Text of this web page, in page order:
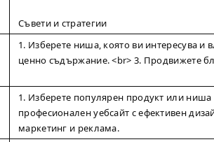
Съвети и стратегии
1. Изберете ниша, която ви интересува и
ценно съдържание. <br> 3. Продвижете
1. Изберете популярен продукт или ниша
професионален уебсайт с ефективен
маркетинг и реклама.